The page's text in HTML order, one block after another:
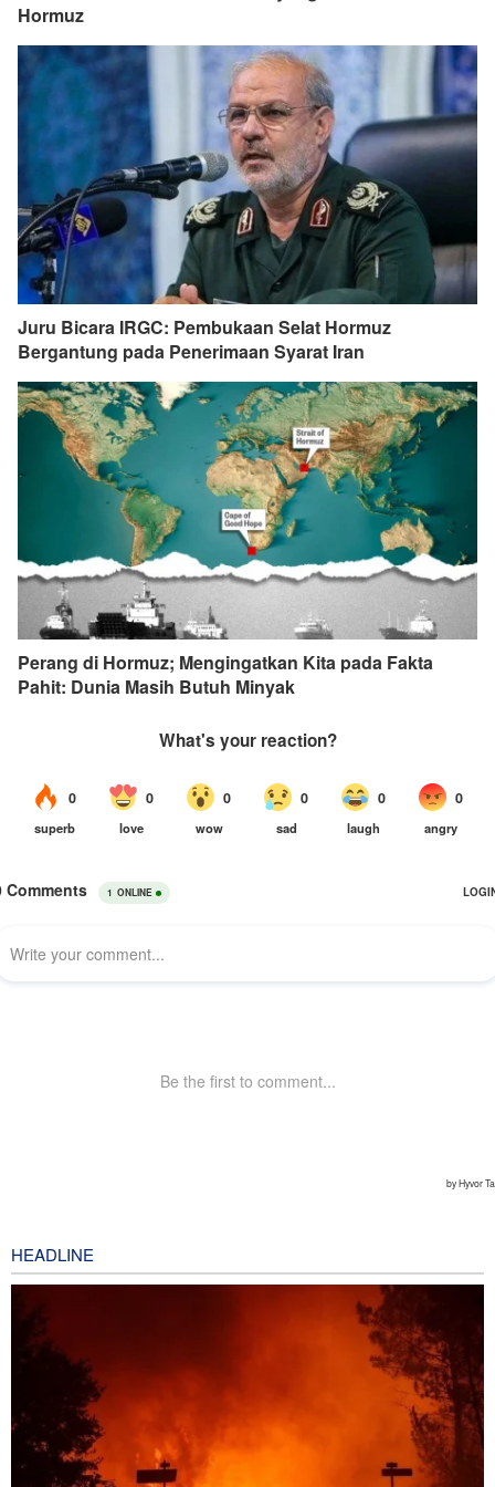
Hormuz
Juru Bicara IRGC: Pembukaan Selat Hormuz
Bergantung pada Penerimaan Syarat Iran
Perang di Hormuz; Mengingatkan Kita pada Fakta
Pahit: Dunia Masih Butuh Minyak
HEADLINE